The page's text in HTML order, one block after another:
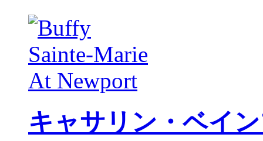
キャサリン・ベイ